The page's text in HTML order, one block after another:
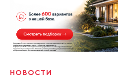
НОВОСТИ